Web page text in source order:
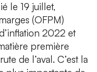
le 19 juillet,
(OFPM)
2022 et
première
de l’aval. C’est la